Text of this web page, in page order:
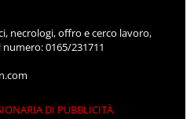
necrologi, offro e cerco lavoro,
0165/231711
DI PUBBLICITÀ